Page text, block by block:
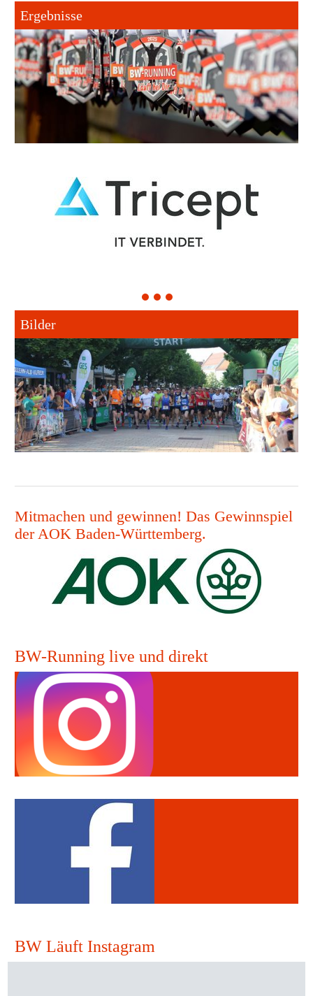
Ergebnisse
1 2 3
Bilder
Mitmachen und gewinnen! Das Gewinnspiel
der AOK Baden-Württemberg.
BW-Running live und direkt
BW Läuft Instagram